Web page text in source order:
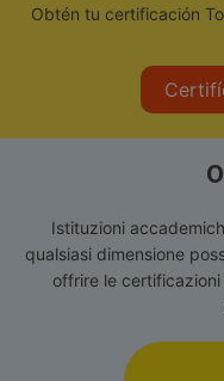
Obtén tu certificación
Istituzioni
qualsiasi dimensione
offrire le